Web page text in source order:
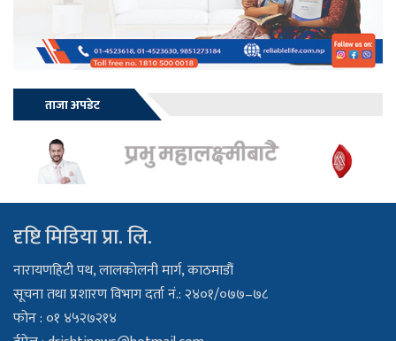
ताजा अपडेट
दृष्टि मिडिया प्रा. लि.
नारायणहिटी पथ, लालकोलनी मार्ग, काठमाडौं
सूचना तथा प्रशारण विभाग दर्ता नं.: २४०१/०७७–७८
फोन : ०१ ४५२७२१४